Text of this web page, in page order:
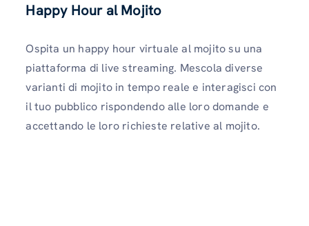
Happy Hour al Mojito
Ospita un happy hour virtuale al mojito su una
piattaforma di live streaming. Mescola diverse
varianti di mojito in tempo reale e interagisci con
il tuo pubblico rispondendo alle loro domande e
accettando le loro richieste relative al mojito.